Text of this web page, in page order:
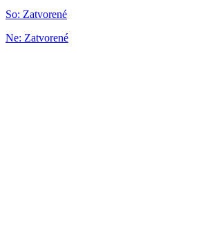
So: Zatvorené
Ne: Zatvorené